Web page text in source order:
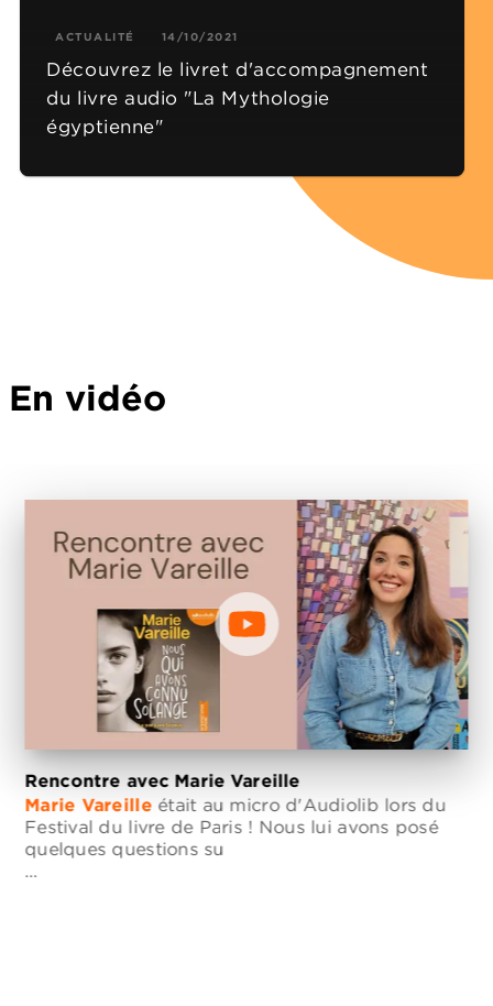
ACTUALITÉ 14/10/2021
Découvrez le livret d'accompagnement
du livre audio "La Mythologie
égyptienne"
En vidéo
Rencontre avec Marie Vareille
Marie Vareille était au micro d'Audiolib lors du
Festival du livre de Paris ! Nous lui avons posé
quelques questions su
…